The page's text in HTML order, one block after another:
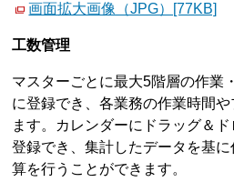
画面拡大画像（JPG）[77KB]
工数管理
マスターごとに最大5階層の作業
に登録でき、各業務の作業時間
ます。カレンダーにドラッグ＆
登録でき、集計したデータを基
算を行うことができます。